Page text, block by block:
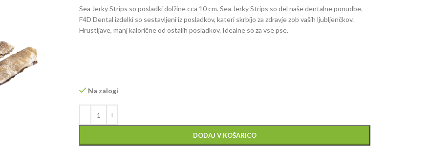
Sea Jerky Strips so posladki dolžine cca 10 cm. Sea Jerky Strips so del naše dentalne ponudbe.
F4D Dental izdelki so sestavljeni iz posladkov, kateri skrbijo za zdravje zob vaših ljubljenčkov.
Hrustljave, manj kalorične od ostalih posladkov. Idealne so za vse pse.
Na zalogi
DODAJ V KOŠARICO